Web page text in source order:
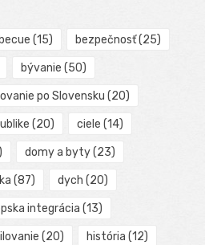
(15) bezpečnosť(25)
bývanie (50)
po Slovensku (20)
(20) ciele (14)
domy a byty(23)
(87) dych (20)
integrácia (13)
(20) história (12)